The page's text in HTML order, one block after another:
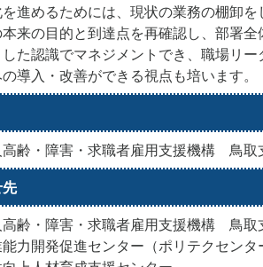
進めるためには、現状の業務の棚卸を
来の目的と到達点を再確認し、部署全
た認識でマネジメントでき、職場リー
導入・改善ができる視点も培います。
齢・障害・求職者雇用支援機構 鳥取
齢・障害・求職者雇用支援機構 鳥取
力開発促進センター（ポリテクセンタ